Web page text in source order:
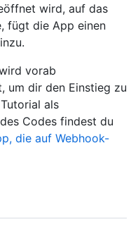
wird, auf das
fügt die App einen
vorab
um dir den Einstieg zu
als
Codes findest du
die auf Webhook-